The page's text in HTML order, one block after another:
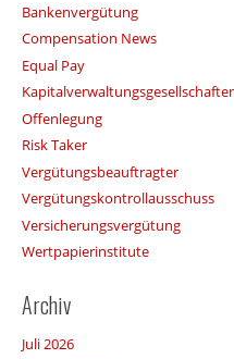
Bankenvergütung
Compensation News
Equal Pay
Offenlegung
Risk Taker
Vergütungsbeauftragter
Vergütungskontrollausschuss
Versicherungsvergütung
Wertpapierinstitute
Archiv
Juli 2026